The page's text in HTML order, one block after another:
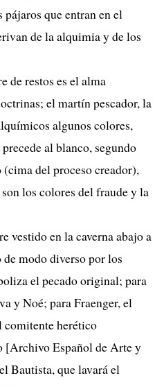
pájaros que entran en el
de la alquimia y de los
de restos es el alma
el martín pescador, la
algunos colores,
al blanco, segundo
del proceso creador),
los colores del fraude y la
vestido en la caverna abajo a
modo diverso por los
el pecado original; para
y Noé; para Fraenger, el
comitente herético
[Archivo Español de Arte y
Bautista, que lavará el